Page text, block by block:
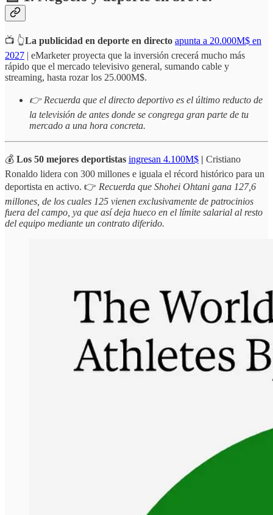
📺 👆La publicidad en deporte en directo apunta a 20.000M$ en
2027 | eMarketer proyecta que la inversión crecerá mucho más
rápido que el mercado televisivo general, sumando cable y
streaming, hasta rozar los 25.000M$.
👉 Recuerda que el directo deportivo es el último reducto de
la televisión de antes donde se congrega gran parte de tu
mercado a una hora concreta.
💰 Los 50 mejores deportistas ingresan 4.100M$ | Cristiano
Ronaldo lidera con 300 millones e iguala el récord histórico para un
deportista en activo. 👉 Recuerda que Shohei Ohtani gana 127,6
millones, de los cuales 125 vienen exclusivamente de patrocinios
fuera del campo, ya que así deja hueco en el límite salarial al resto
del equipo mediante un contrato diferido.